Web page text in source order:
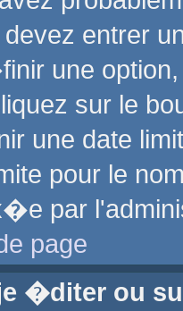
entrer
une
sur le
une date
pour le
par
page
�diter ou